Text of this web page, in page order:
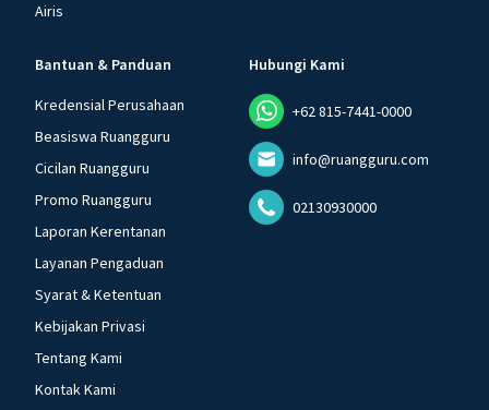
Airis
Bantuan & Panduan
Kredensial Perusahaan
Beasiswa Ruangguru
Cicilan Ruangguru
Promo Ruangguru
Laporan Kerentanan
Layanan Pengaduan
Syarat & Ketentuan
Kebijakan Privasi
Tentang Kami
Kontak Kami
Hubungi Kami
+62 815-7441-0000
info@ruangguru.com
02130930000